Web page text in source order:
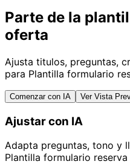
Parte de la
oferta
Ajusta titulos, preguntas,
para Plantilla formulario
Comenzar con IA Ver Vista
Ajustar con IA
Adapta preguntas, tono y
Plantilla formulario